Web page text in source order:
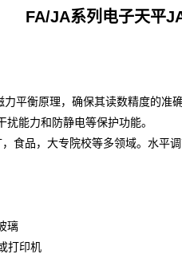
FA/JA系列电子天平
力平衡原理，确保其读数精度的
能力和防静电等保护功能。
食品，大专院校等多领域。
璃
打印机